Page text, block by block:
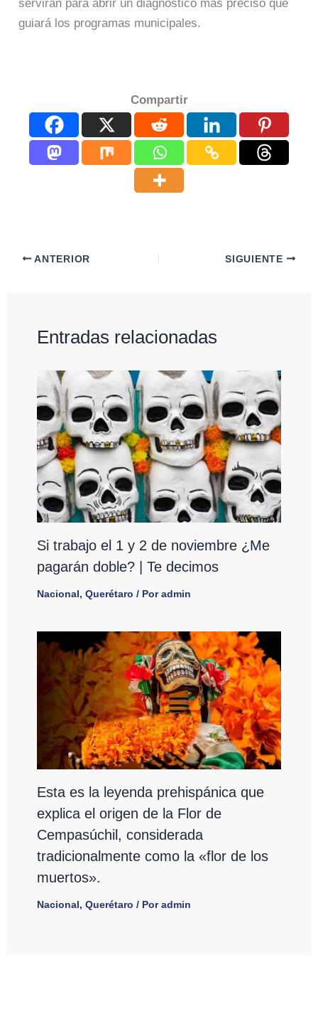
servirán para abrir un diagnóstico más preciso que
guiará los programas municipales.
Compartir
ANTERIOR SIGUIENTE
Entradas relacionadas
Si trabajo el 1 y 2 de noviembre ¿Me
pagarán doble? | Te decimos
Nacional, Querétaro / Poradmin
Esta es la leyenda prehispánica que
explica el origen de la Flor de
Cempasúchil, considerada
tradicionalmente como la «flor de los
muertos».
Nacional, Querétaro / Poradmin